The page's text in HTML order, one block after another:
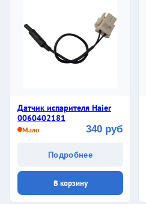
Датчик испарителя Haier
0060402181
Мало 340 руб
Подробнее
В корзину